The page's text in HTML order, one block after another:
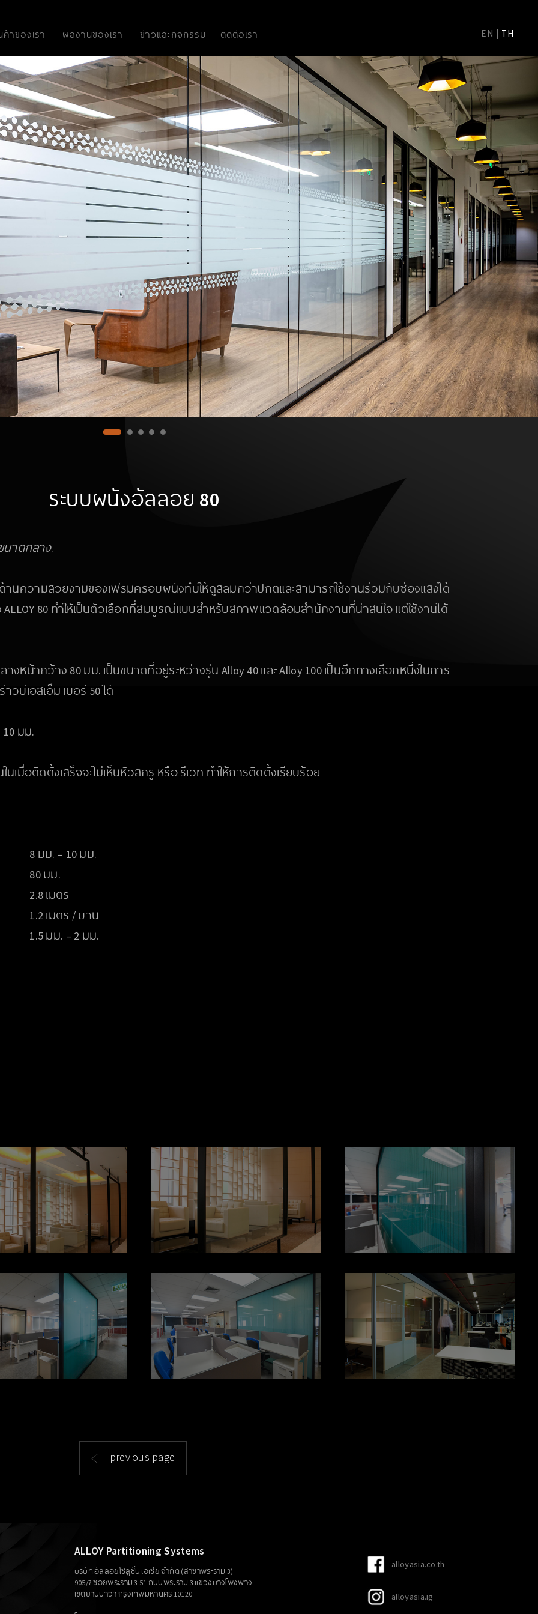
าของเรา ผลงานของเรา ข่าวและกิจกรรม ติดต่อเรา EN | TH
ระบบผนังอัลลอย 80
นาดกลาง.
ความสวยงามของเฟรมครอบผนังทึบให้ดูสลิมกว่าปกติและสามารถใช้งานร่วมกับช่องแสงได้
80 ทำให้เป็นตัวเลือกที่สมบูรณ์แบบสำหรับสภาพแวดล้อมสำนักงานที่น่าสนใจ แต่ใช้งานได้
หน้ากว้าง 80 มม. เป็นขนาดที่อยู่ระหว่างรุ่น Alloy 40 และ Alloy 100 เป็นอีกทางเลือกหนึ่งในการ
วบีเอสเอ็ม เบอร์ 50 ได้
มม.
เมื่อติดตั้งเสร็จจะไม่เห็นหัวสกรู หรือ รีเวท ทำให้การติดตั้งเรียบร้อย
8 มม. – 10 มม.
80 มม.
2.8 เมตร
1.2 เมตร / บาน
1.5 มม. – 2 มม.
previous page
alloyasia.co.th
alloyasia.ig
ALLOY Partitioning Systems
บริษัท อัลลอยโซลูชั่น เอเซีย จำกัด (สาขาพระราม 3)
905/7 ซอยพระราม 3 51 ถนนพระราม 3 แขวงบางโพงพาง
เขตยานนาวา กรุงเทพมหานคร 10120